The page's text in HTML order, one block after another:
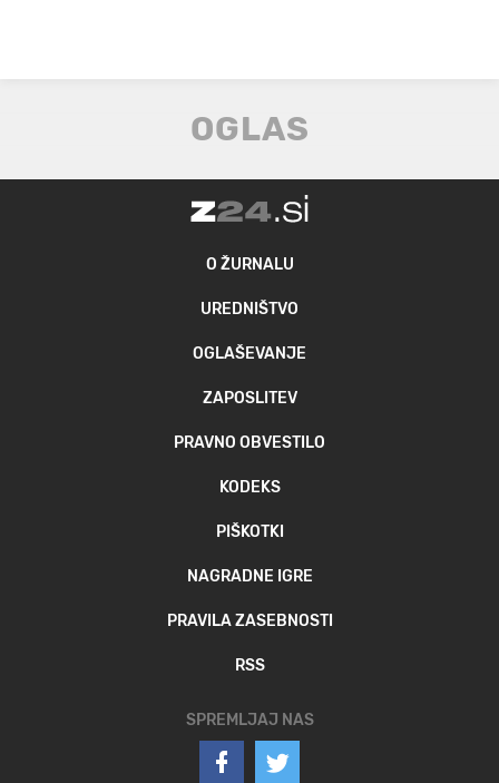
O ŽURNALU
UREDNIŠTVO
OGLAŠEVANJE
ZAPOSLITEV
PRAVNO OBVESTILO
KODEKS
PIŠKOTKI
NAGRADNE IGRE
PRAVILA ZASEBNOSTI
RSS
SPREMLJAJ NAS